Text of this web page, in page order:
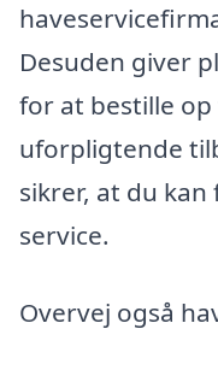
Desuden giver
for at bestille
uforpligtende
sikrer, at du
service.
Overvej også